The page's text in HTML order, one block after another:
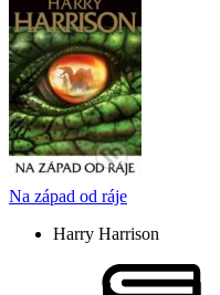
Na západ od ráje
Harry Harrison